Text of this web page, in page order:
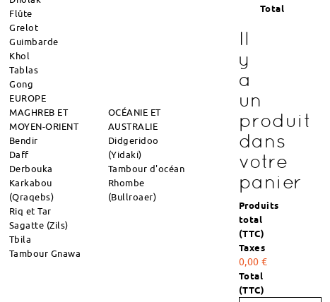
Flûte
Grelot
Guimbarde
Khol
Tablas
Gong
EUROPE
MAGHREB ET
MOYEN-ORIENT
OCÉANIE ET
AUSTRALIE
Bendir
Daff
Derbouka
Karkabou
(Qraqebs)
Riq et Tar
Sagatte (Zils)
Tbila
Tambour Gnawa
Didgeridoo
(Yidaki)
Tambour d'océan
Rhombe
(Bullroaer)
Total
Il
y
a
un
produit
dans
votre
panier
Produits
total
(TTC)
Taxes
0,00 €
Total
(TTC)